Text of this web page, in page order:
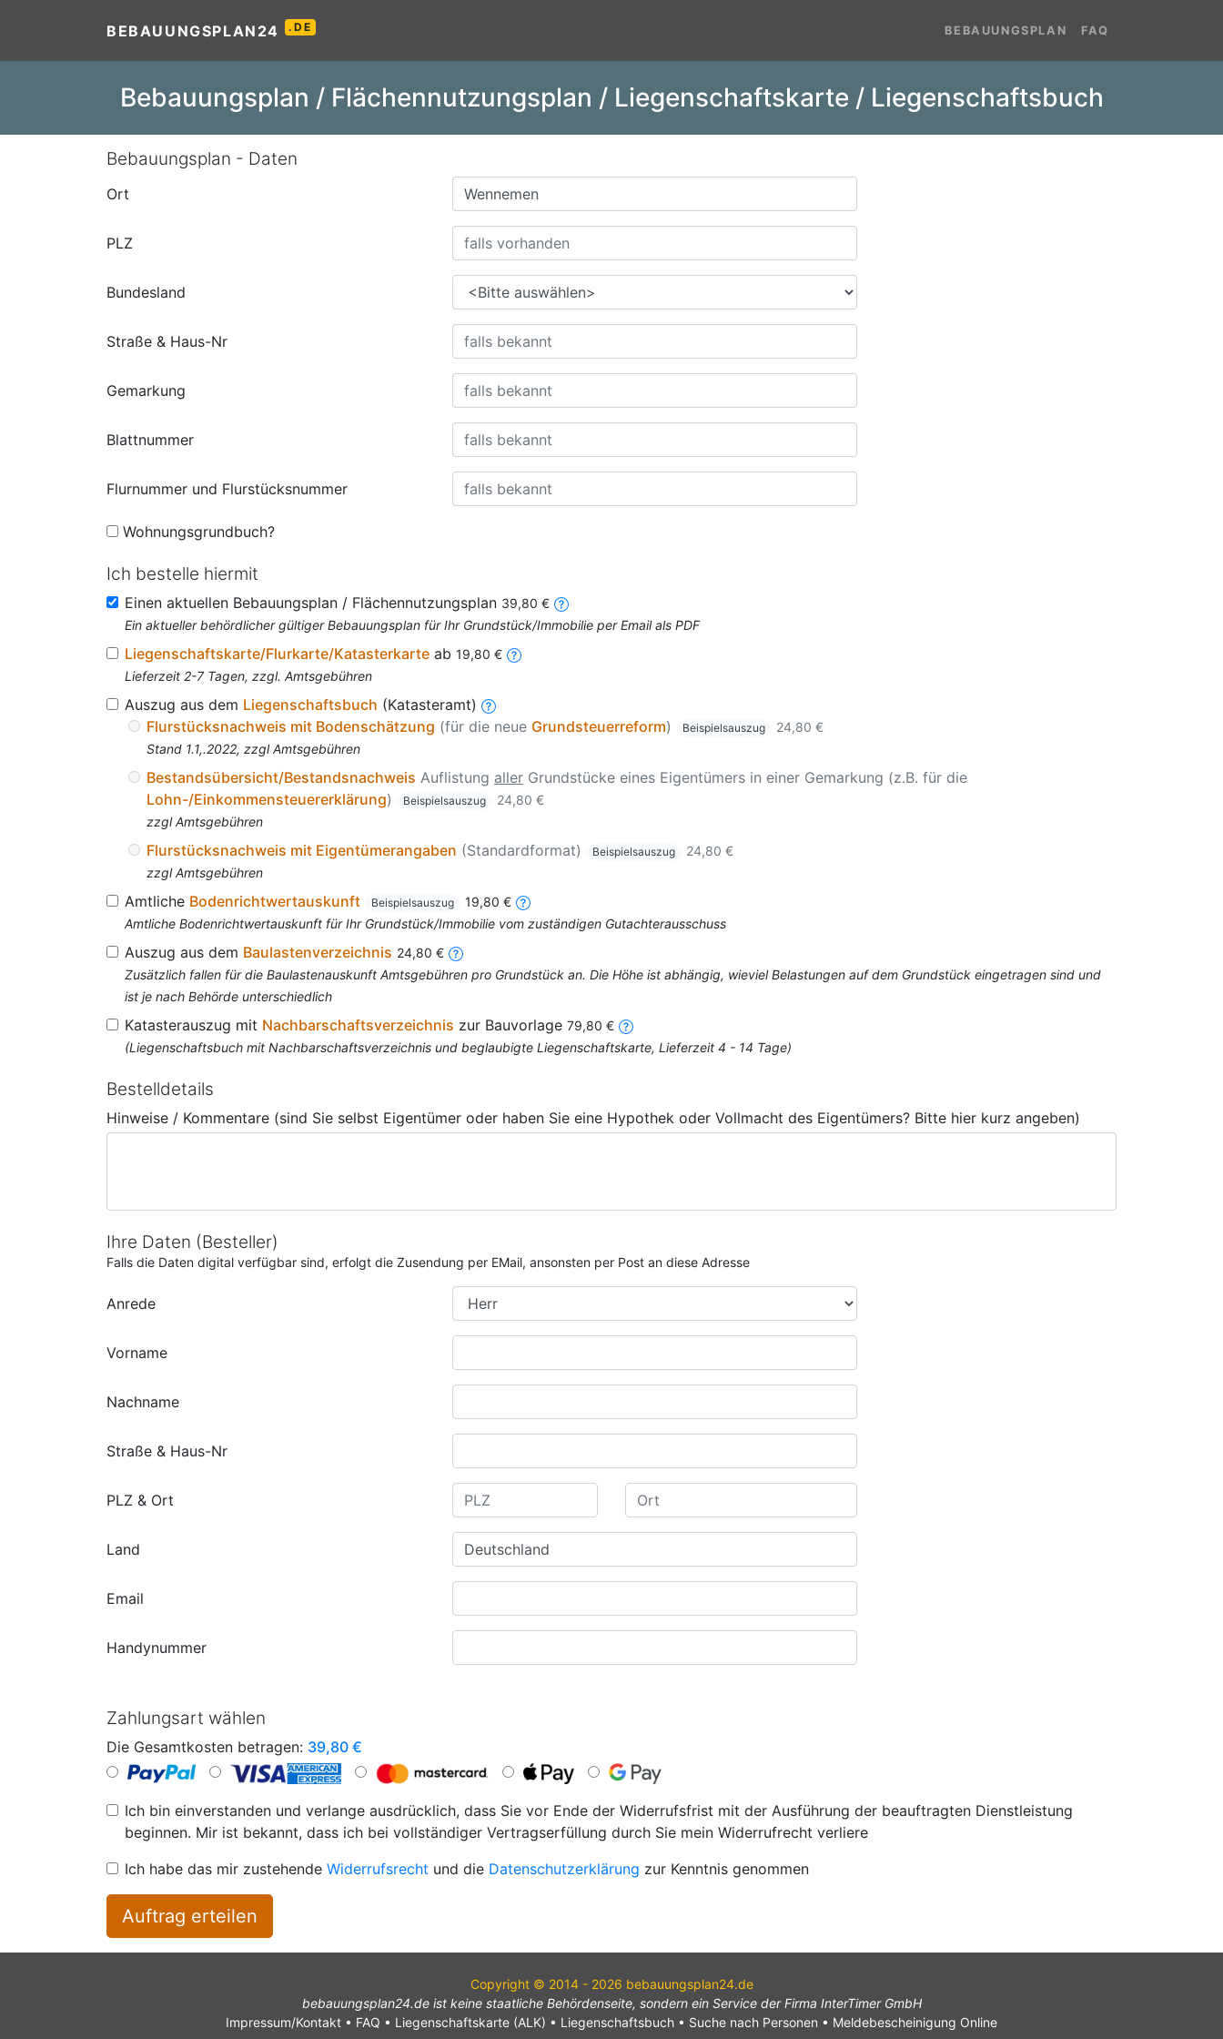
BEBAUUNGSPLAN24 .DE BEBAUUNGSPLAN FAQ
Bebauungsplan / Flächennutzungsplan / Liegenschaftskarte / Liegenschaftsbuch
Bebauungsplan - Daten
Ort
PLZ
Bundesland
Straße & Haus-Nr
Gemarkung
Blattnummer
Flurnummer und Flurstücksnummer
Wohnungsgrundbuch?
Ich bestelle hiermit
Einen aktuellen Bebauungsplan / Flächennutzungsplan 39,80 €
Ein aktueller behördlicher gültiger Bebauungsplan für Ihr Grundstück/Immobilie per Email als PDF
Liegenschaftskarte/Flurkarte/Katasterkarte ab 19,80 €
Lieferzeit 2-7 Tagen, zzgl. Amtsgebühren
Auszug aus dem Liegenschaftsbuch (Katasteramt)
Flurstücksnachweis mit Bodenschätzung (für die neue Grundsteuerreform) Beispielsauszug
24,80 €
Stand 1.1,.2022, zzgl Amtsgebühren
Bestandsübersicht/Bestandsnachweis Auflistung aller Grundstücke eines Eigentümers in einer Gemarkung (z.B. für die
Lohn-/Einkommensteuererklärung) Beispielsauszug
24,80 €
zzgl Amtsgebühren
Flurstücksnachweis mit Eigentümerangaben (Standardformat) Beispielsauszug
24,80 €
zzgl Amtsgebühren
Amtliche Bodenrichtwertauskunft Beispielsauszug
19,80 €
Amtliche Bodenrichtwertauskunft für Ihr Grundstück/Immobilie vom zuständigen Gutachterausschuss
Auszug aus dem Baulastenverzeichnis 24,80 €
Zusätzlich fallen für die Baulastenauskunft Amtsgebühren pro Grundstück an. Die Höhe ist abhängig, wieviel Belastungen auf dem Grundstück eingetragen sind und
ist je nach Behörde unterschiedlich
Katasterauszug mit Nachbarschaftsverzeichnis zur Bauvorlage 79,80 €
(Liegenschaftsbuch mit Nachbarschaftsverzeichnis und beglaubigte Liegenschaftskarte, Lieferzeit 4 - 14 Tage)
Bestelldetails
Hinweise / Kommentare (sind Sie selbst Eigentümer oder haben Sie eine Hypothek oder Vollmacht des Eigentümers? Bitte hier kurz angeben)
Ihre Daten (Besteller)
Falls die Daten digital verfügbar sind, erfolgt die Zusendung per EMail, ansonsten per Post an diese Adresse
Anrede
Vorname
Nachname
Straße & Haus-Nr
PLZ & Ort
Land
Email
Handynummer
Zahlungsart wählen
Die Gesamtkosten betragen: 39,80 €
Ich bin einverstanden und verlange ausdrücklich, dass Sie vor Ende der Widerrufsfrist mit der Ausführung der beauftragten Dienstleistung
beginnen. Mir ist bekannt, dass ich bei vollständiger Vertragserfüllung durch Sie mein Widerrufrecht verliere
Ich habe das mir zustehende Widerrufsrecht und die Datenschutzerklärung zur Kenntnis genommen
Auftrag erteilen
Copyright © 2014 - 2026 bebauungsplan24.de
bebauungsplan24.de ist keine staatliche Behördenseite, sondern ein Service der Firma InterTimer GmbH
Impressum/Kontakt • FAQ • Liegenschaftskarte (ALK) • Liegenschaftsbuch • Suche nach Personen • Meldebescheinigung Online